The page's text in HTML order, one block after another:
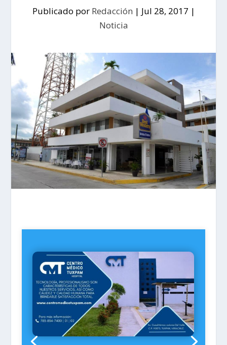
Publicado por Redacción | Jul 28, 2017 |
Noticia